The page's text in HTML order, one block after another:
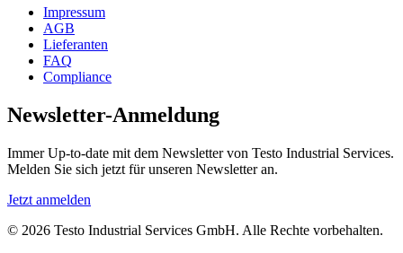
Impressum
AGB
Lieferanten
FAQ
Compliance
Newsletter-Anmeldung
Immer Up-to-date mit dem Newsletter von Testo Industrial Services.
Melden Sie sich jetzt für unseren Newsletter an.
Jetzt anmelden
© 2026 Testo Industrial Services GmbH. Alle Rechte vorbehalten.